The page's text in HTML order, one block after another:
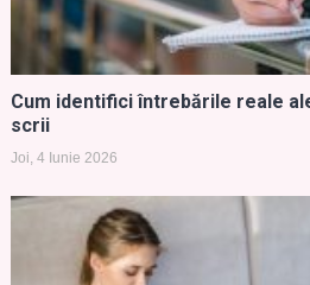
Cum identifici întrebările reale
scrii
Joi, 4 Iunie 2026